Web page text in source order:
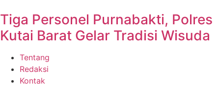
Tiga Personel Purnabakti, Polres
Kutai Barat Gelar Tradisi Wisuda
Tentang
Redaksi
Kontak